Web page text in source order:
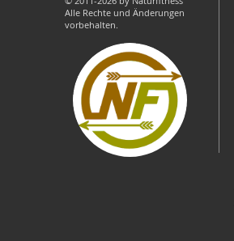
Alle Rechte und Änderungen
vorbehalten.